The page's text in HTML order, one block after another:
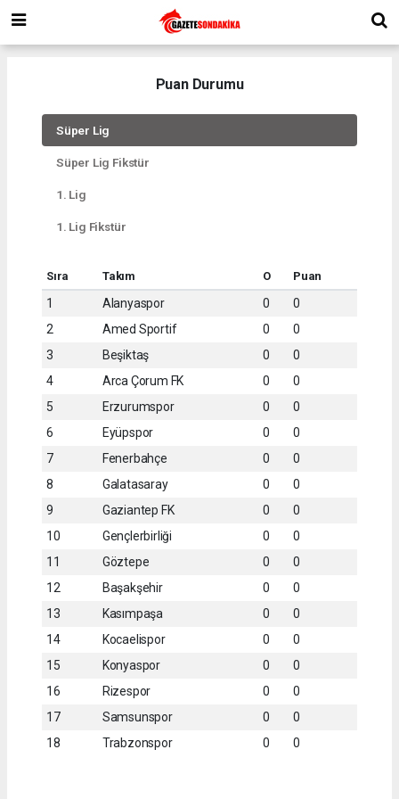
Puan Durumu
Süper Lig
Süper Lig Fikstür
1. Lig
1. Lig Fikstür
Sıra Takım O Puan
1 Alanyaspor 0
0
2
Amed Sportif 0
0
3
Beşiktaş 0
0
4
Arca Çorum FK 0
0
5
Erzurumspor 0
0
6
Eyüpspor 0
0
7
Fenerbahçe 0
0
8
Galatasaray 0
0
9
Gaziantep FK 0
0
10
Gençlerbirliği 0
0
11
Göztepe 0
0
12
Başakşehir 0
0
13
Kasımpaşa 0
0
14
Kocaelispor 0
0
15
Konyaspor 0
0
16
Rizespor 0
0
17
Samsunspor 0
0
18
Trabzonspor 0 0